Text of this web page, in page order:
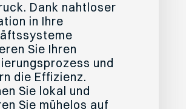
Dank nahtloser
in Ihre
Sie Ihren
und
die Effizienz.
Sie lokal und
Sie mühelos auf